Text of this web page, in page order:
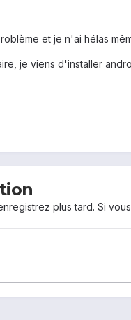
et je n'ai hélas
je viens d'installer
plus tard. Si